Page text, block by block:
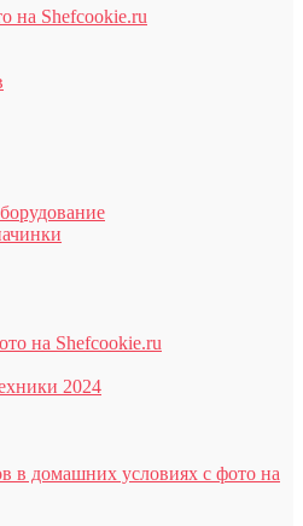
на Shefcookie.ru
на Shefcookie.ru
2024
в домашних условиях с фото на